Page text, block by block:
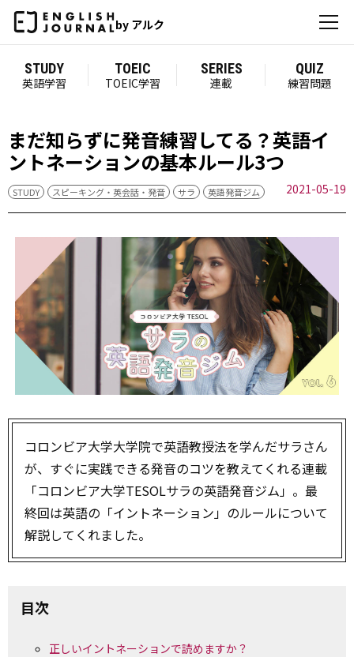
by アルク
STUDY
英語学習
TOEIC
TOEIC学習
SERIES
連載
QUIZ
練習問題
まだ知らずに発音練習してる？英語イ
ントネーションの基本ルール3つ
STUDY スピーキング・英会話・発音 サラ 英語発音ジム 2021-05-19
コロンビア大学大学院で英語教授法を学んだサラさん
が、すぐに実践できる発音のコツを教えてくれる連載
「コロンビア大学TESOLサラの英語発音ジム」。最
終回は英語の「イントネーション」のルールについて
解説してくれました。
目次
正しいイントネーションで読めますか？